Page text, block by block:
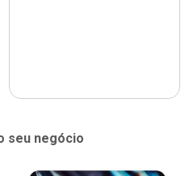
seu negócio